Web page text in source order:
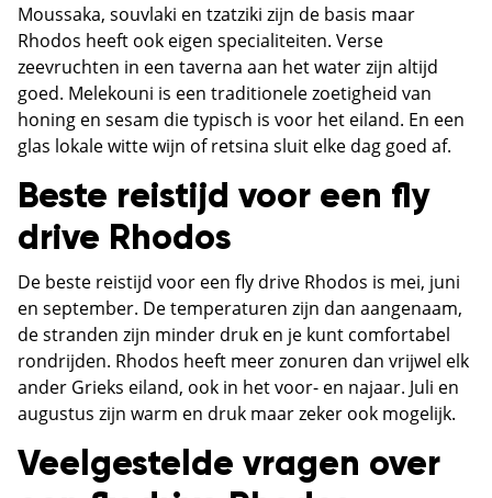
Moussaka, souvlaki en tzatziki zijn de basis maar
Rhodos heeft ook eigen specialiteiten. Verse
zeevruchten in een taverna aan het water zijn altijd
goed. Melekouni is een traditionele zoetigheid van
honing en sesam die typisch is voor het eiland. En een
glas lokale witte wijn of retsina sluit elke dag goed af.
Beste reistijd voor een fly
drive Rhodos
De beste reistijd voor een fly drive Rhodos is mei, juni
en september. De temperaturen zijn dan aangenaam,
de stranden zijn minder druk en je kunt comfortabel
rondrijden. Rhodos heeft meer zonuren dan vrijwel elk
ander Grieks eiland, ook in het voor- en najaar. Juli en
augustus zijn warm en druk maar zeker ook mogelijk.
Veelgestelde vragen over